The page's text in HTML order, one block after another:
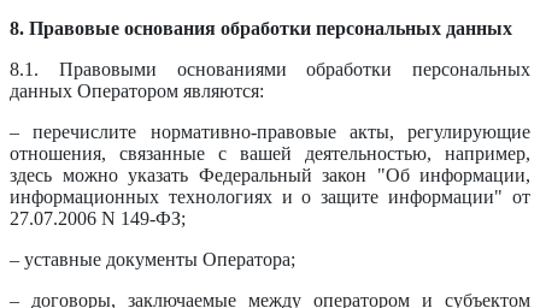
8. Правовые основания обработки персональных данных
8.1. Правовыми основаниями обработки персональных
данных Оператором являются:
– перечислите нормативно-правовые акты, регулирующие
отношения, связанные с вашей деятельностью, например,
здесь можно указать Федеральный закон "Об информации,
информационных технологиях и о защите информации" от
27.07.2006 N 149-ФЗ;
– уставные документы Оператора;
– договоры, заключаемые между оператором и субъектом